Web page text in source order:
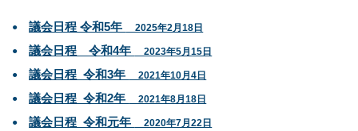
議会日程 令和5年 2025年2月18日
議会日程 令和4年 2023年5月15日
議会日程_令和3年 2021年10月4日
議会日程_令和2年 2021年8月18日
議会日程_令和元年 2020年7月22日